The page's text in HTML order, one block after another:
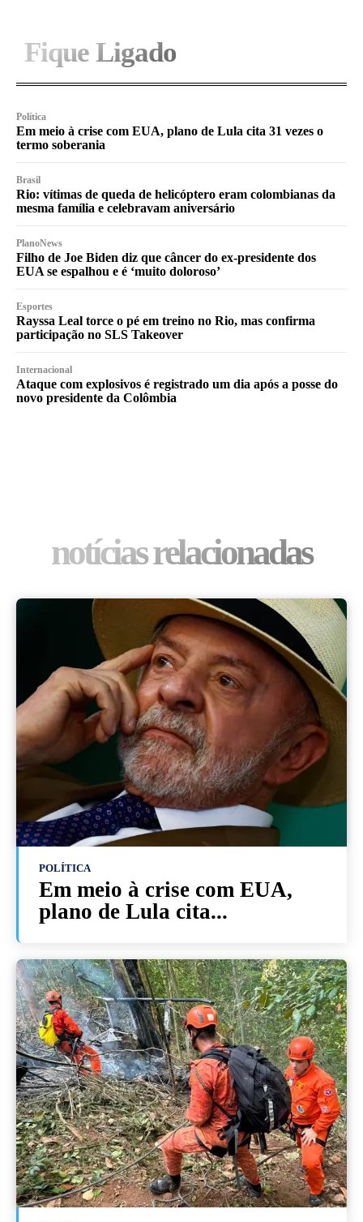
Fique Ligado
Política
Em meio à crise com EUA, plano de Lula cita 31 vezes o
termo soberania
Brasil
Rio: vítimas de queda de helicóptero eram colombianas da
mesma família e celebravam aniversário
PlanoNews
Filho de Joe Biden diz que câncer do ex-presidente dos
EUA se espalhou e é ‘muito doloroso’
Esportes
Rayssa Leal torce o pé em treino no Rio, mas confirma
participação no SLS Takeover
Internacional
Ataque com explosivos é registrado um dia após a posse do
novo presidente da Colômbia
notícias relacionadas
POLÍTICA
Em meio à crise com EUA,
plano de Lula cita...